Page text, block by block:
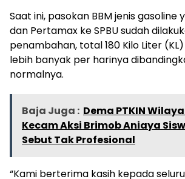
Saat ini, pasokan BBM jenis gasoline
dan Pertamax ke SPBU sudah
penambahan, total 180 Kilo Liter
lebih banyak per harinya
normalnya.
Baja Juga : Dema PTKIN
Kecam Aksi Brimob Aniaya
Sebut Tak Profesional
“Kami berterima kasih kepada